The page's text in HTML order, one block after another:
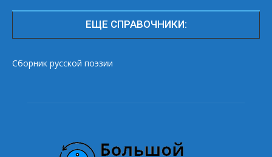
ЕЩЕ СПРАВОЧНИКИ:
Сборник русской поэзии